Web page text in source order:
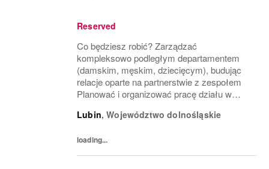
Reserved
Co będziesz robić? Zarządzać
kompleksowo podległym departamentem
(damskim, męskim, dziecięcym), budując
relacje oparte na partnerstwie z zespołem
Planować i organizować pracę działu w
dynamicznym potrzebom biznesowym
Lubin,Województwo dolnośląskie
loading...